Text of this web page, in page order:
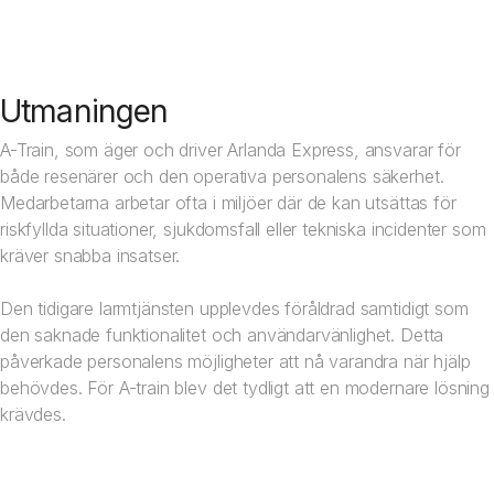
Utmaningen
A-Train, som äger och driver Arlanda Express, ansvarar för
både resenärer och den operativa personalens säkerhet.
Medarbetarna arbetar ofta i miljöer där de kan utsättas för
riskfyllda situationer, sjukdomsfall eller tekniska incidenter som
kräver snabba insatser.
Den tidigare larmtjänsten upplevdes föråldrad samtidigt som
den saknade funktionalitet och användarvänlighet. Detta
påverkade personalens möjligheter att nå varandra när hjälp
behövdes. För A-train blev det tydligt att en modernare lösning
krävdes.